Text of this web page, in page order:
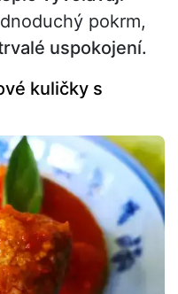
pokrm,
uspokojení.
kuličky s